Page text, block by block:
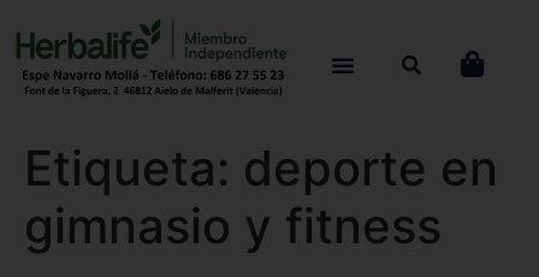
Etiqueta: deporte en
gimnasio y fitness